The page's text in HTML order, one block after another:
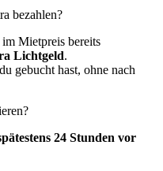
bezahlen?
im Mietpreis bereits
Lichtgeld.
gebucht hast, ohne nach
24 Stunden vor